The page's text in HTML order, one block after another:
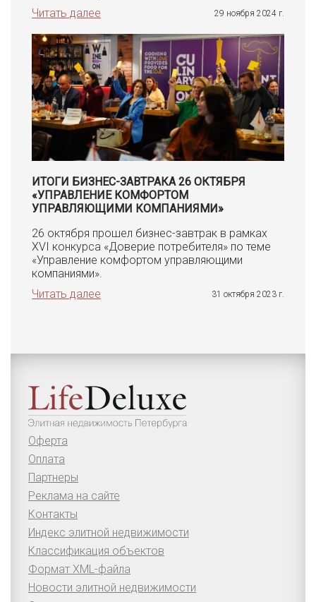
Читать далее
29 ноября 2024 г.
ИТОГИ БИЗНЕС-ЗАВТРАКА 26 ОКТЯБРЯ
«УПРАВЛЕНИЕ КОМФОРТОМ
УПРАВЛЯЮЩИМИ КОМПАНИЯМИ»
26 октября прошел бизнес-завтрак в рамках
XVI конкурса «Доверие потребителя» по теме
«Управление комфортом управляющими
компаниями».
Читать далее
31 октября 2023 г.
Оферта
Оплата
Партнеры
Реклама на сайте
Контакты
Индекс элитной недвижимости
Классификация объектов
Формат XML-файла
Новости элитной недвижимости